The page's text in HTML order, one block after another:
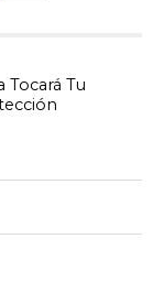
Tocará Tu